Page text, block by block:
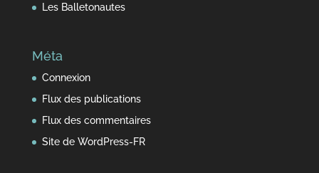
Les Balletonautes
Méta
Connexion
Flux des publications
Flux des commentaires
Site de WordPress-FR